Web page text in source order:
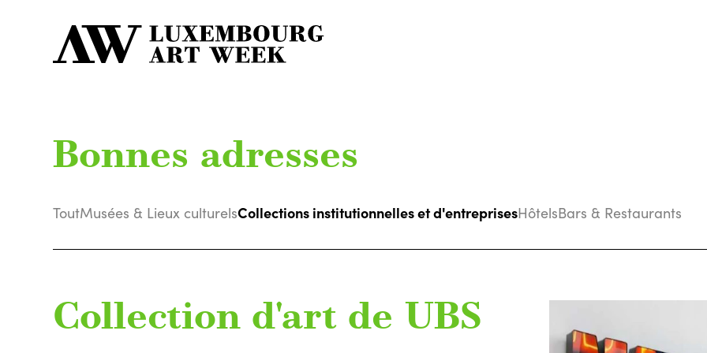
Bonnes adresses
ToutMusées & Lieux culturelsCollections institutionnelles et d'entreprisesHôtelsBars & Restaurants
Collection d'art de UBS